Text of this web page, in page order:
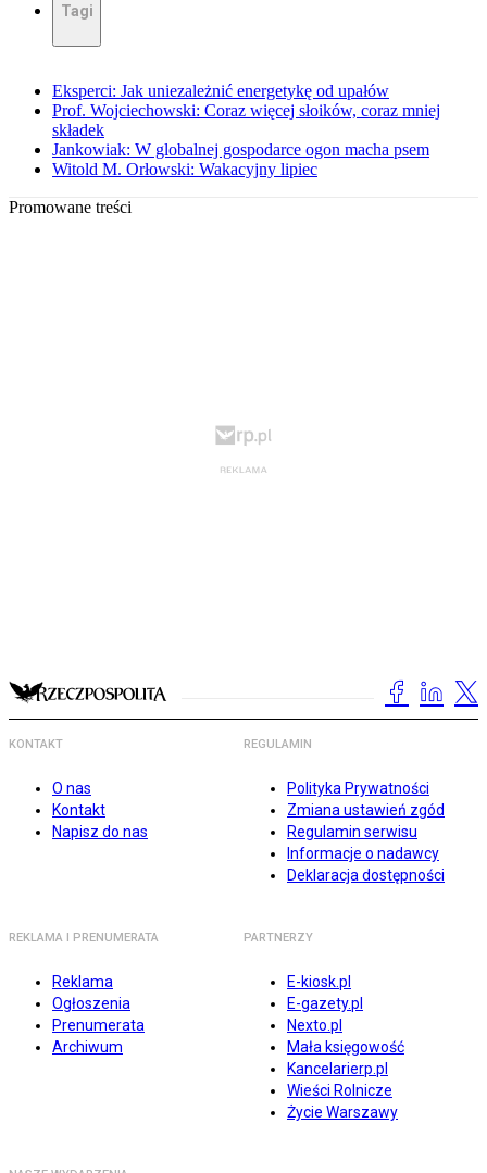
Tagi
Eksperci: Jak uniezależnić energetykę od upałów
Prof. Wojciechowski: Coraz więcej słoików, coraz mniej
składek
Jankowiak: W globalnej gospodarce ogon macha psem
Witold M. Orłowski: Wakacyjny lipiec
Promowane treści
KONTAKT
O nas
Kontakt
Napisz do nas
REGULAMIN
Polityka Prywatności
Zmiana ustawień zgód
Regulamin serwisu
Informacje o nadawcy
Deklaracja dostępności
REKLAMA I PRENUMERATA
Reklama
Ogłoszenia
Prenumerata
Archiwum
PARTNERZY
E-kiosk.pl
E-gazety.pl
Nexto.pl
Mała księgowość
Kancelarierp.pl
Wieści Rolnicze
Życie Warszawy